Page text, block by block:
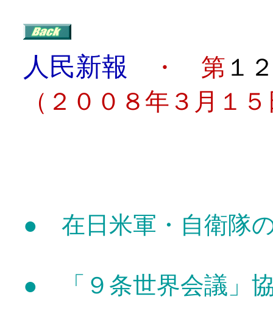
人民新報 ・ 第 １
（２００８年３月１
● 在日米軍・自衛隊
● 「９条世界会議」